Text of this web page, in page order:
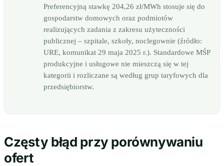
Preferencyjną stawkę 204,26 zł/MWh stosuje się do
gospodarstw domowych oraz podmiotów
realizujących zadania z zakresu użyteczności
publicznej – szpitale, szkoły, noclegownie (źródło:
URE, komunikat 29 maja 2025 r.). Standardowe MŚP
produkcyjne i usługowe nie mieszczą się w tej
kategorii i rozliczane są według grup taryfowych dla
przedsiębiorstw.
Częsty błąd przy porównywaniu
ofert